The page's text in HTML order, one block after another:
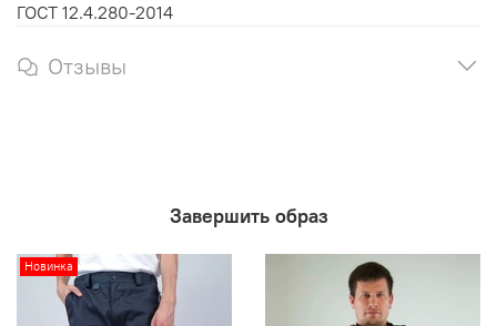
ГОСТ 12.4.280-2014
Отзывы
Завершить образ
Новинка